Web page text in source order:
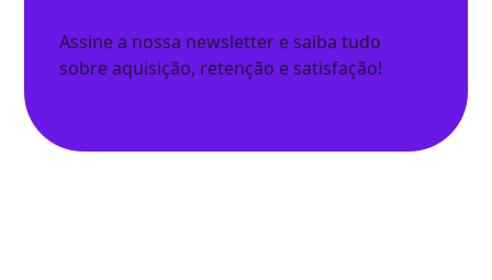
Assine a nossa newsletter e saiba tudo
sobre aquisição, retenção e satisfação!